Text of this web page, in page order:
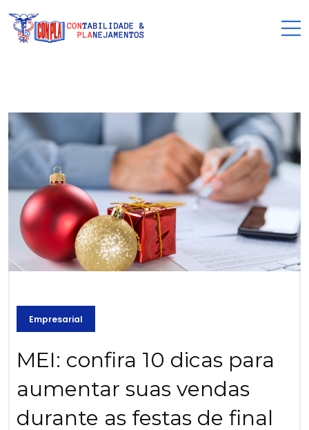
Empresarial
MEI: confira 10 dicas para
aumentar suas vendas
durante as festas de final